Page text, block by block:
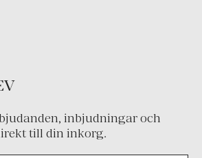
inbjudningar och
till din inkorg.